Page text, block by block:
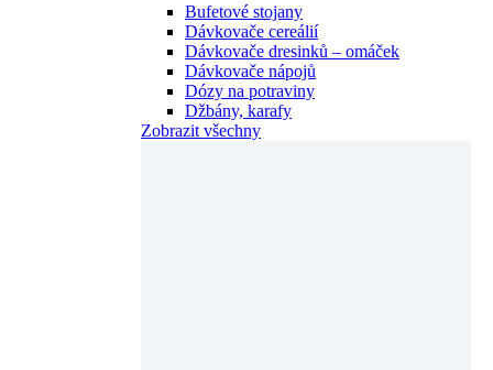
Bufetové stojany
Dávkovače cereálií
Dávkovače dresinků – omáček
Dávkovače nápojů
Dózy na potraviny
Džbány, karafy
Zobrazit všechny